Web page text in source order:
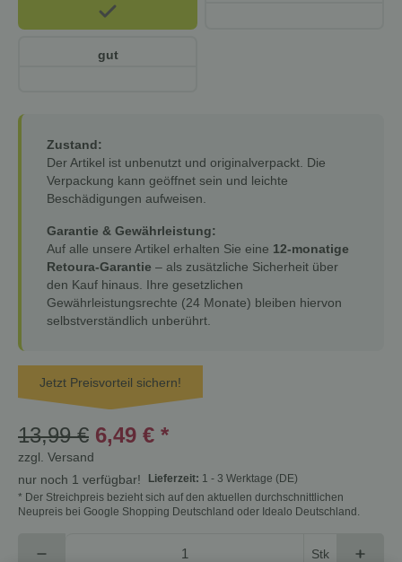
gut
Zustand:
Der Artikel ist unbenutzt und originalverpackt. Die
Verpackung kann geöffnet sein und leichte
Beschädigungen aufweisen.
Garantie & Gewährleistung:
Auf alle unsere Artikel erhalten Sie eine 12-monatige
Retoura-Garantie – als zusätzliche Sicherheit über
den Kauf hinaus. Ihre gesetzlichen
Gewährleistungsrechte (24 Monate) bleiben hiervon
selbstverständlich unberührt.
Jetzt Preisvorteil sichern!
13,99 € 6,49 € *
zzgl. Versand
nur noch 1 verfügbar!
Lieferzeit: 1 - 3 Werktage (DE)
* Der Streichpreis bezieht sich auf den aktuellen durchschnittlichen
Neupreis bei Google Shopping Deutschland oder Idealo Deutschland.
Stk